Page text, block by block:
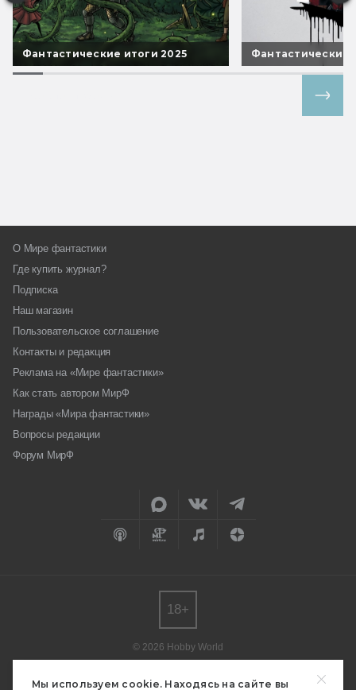
Мы используем cookie. Находясь на сайте вы
Фантастические итоги 2025 Фантастические
О Мире фантастики
Где купить журнал?
Подписка
Наш магазин
Пользовательское соглашение
Контакты и редакция
Реклама на «Мире фантастики»
Как стать автором МирФ
Награды «Мира фантастики»
Вопросы редакции
Форум МирФ
© 2026 Hobby World
редакции.
18+